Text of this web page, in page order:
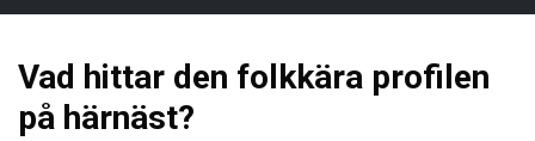
Vad hittar den folkkära profilen
på härnäst?